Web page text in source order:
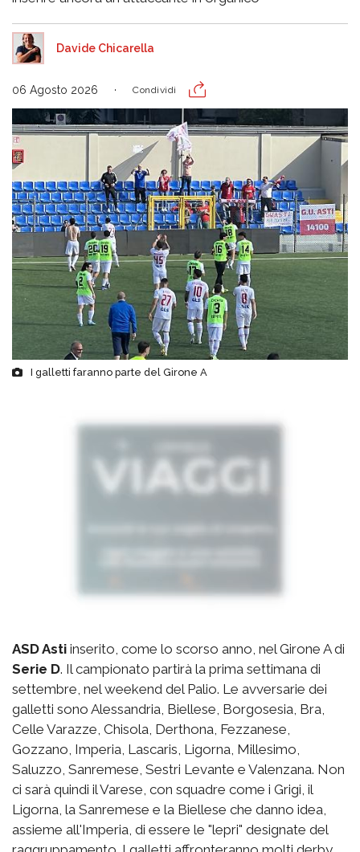
Davide Chicarella
06 Agosto 2026 Condividi
I galletti faranno parte del Girone A
ASD Asti inserito, come lo scorso anno, nel Girone A di
Serie D. Il campionato partirà la prima settimana di
settembre, nel weekend del Palio. Le avversarie dei
galletti sono Alessandria, Biellese, Borgosesia, Bra,
Celle Varazze, Chisola, Derthona, Fezzanese,
Gozzano, Imperia, Lascaris, Ligorna, Millesimo,
Saluzzo, Sanremese, Sestri Levante e Valenzana. Non
ci sarà quindi il Varese, con squadre come i Grigi, il
Ligorna, la Sanremese e la Biellese che danno idea,
assieme all'Imperia, di essere le "lepri" designate del